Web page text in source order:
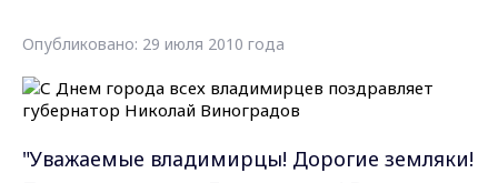
Опубликовано: 29 июля 2010 года
"Уважаемые владимирцы! Дорогие земляки!